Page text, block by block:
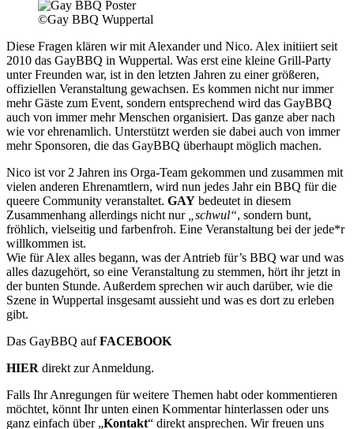
©Gay BBQ Wuppertal
Diese Fragen klären wir mit Alexander und Nico. Alex initiiert seit
2010 das GayBBQ in Wuppertal. Was erst eine kleine Grill-Party
unter Freunden war, ist in den letzten Jahren zu einer größeren,
offiziellen Veranstaltung gewachsen. Es kommen nicht nur immer
mehr Gäste zum Event, sondern entsprechend wird das GayBBQ
auch von immer mehr Menschen organisiert. Das ganze aber nach
wie vor ehrenamlich. Unterstützt werden sie dabei auch von immer
mehr Sponsoren, die das GayBBQ überhaupt möglich machen.
Nico ist vor 2 Jahren ins Orga-Team gekommen und zusammen mit
vielen anderen Ehrenamtlern, wird nun jedes Jahr ein BBQ für die
queere Community veranstaltet. GAY bedeutet in diesem
Zusammenhang allerdings nicht nur
„schwul“, sondern bunt,
fröhlich, vielseitig und farbenfroh. Eine Veranstaltung bei der jede*r
willkommen ist.
Wie für Alex alles begann, was der Antrieb für’s BBQ war und was
alles dazugehört, so eine Veranstaltung zu stemmen, hört ihr jetzt in
der bunten Stunde. Außerdem sprechen wir auch darüber, wie die
Szene in Wuppertal insgesamt aussieht und was es dort zu erleben
gibt.
Das GayBBQ aufFACEBOOK
HIER direkt zur Anmeldung.
Falls Ihr Anregungen für weitere Themen habt oder kommentieren
möchtet, könnt Ihr unten einen Kommentar hinterlassen oder uns
ganz einfach über „Kontakt“ direkt ansprechen. Wir freuen uns